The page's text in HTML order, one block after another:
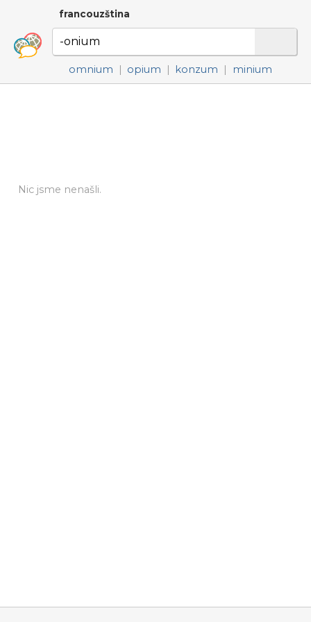
francouzština
omnium | opium | konzum | minium
Nic jsme nenašli.